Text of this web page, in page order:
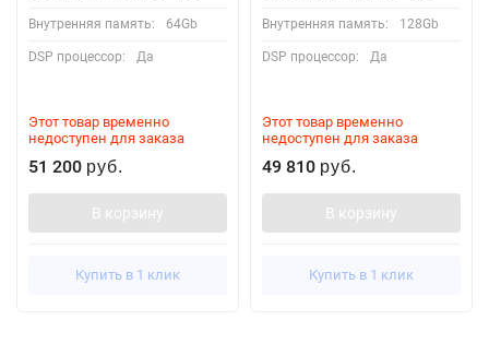
Внутренняя память: 64Gb
DSP процессор: Да
Этот товар временно
недоступен для заказа
51 200 руб.
В корзину
Купить в 1 клик
Внутренняя память: 128Gb
DSP процессор: Да
Этот товар временно
недоступен для заказа
49 810 руб.
В корзину
Купить в 1 клик